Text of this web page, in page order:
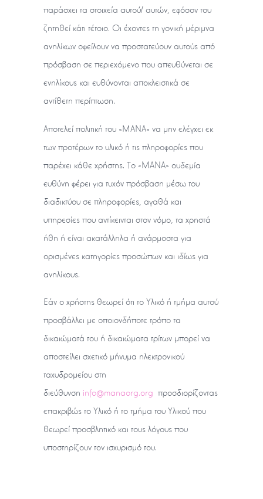
παράσχει τα στοιχεία αυτού/ αυτών, εφόσον του
ζητηθεί κάτι τέτοιο. Οι έχοντες τη γονική μέριμνα
ανηλίκων οφείλουν να προστατεύουν αυτούς από
πρόσβαση σε περιεχόμενο που απευθύνεται σε
ενηλίκους και ευθύνονται αποκλειστικά σε
αντίθετη περίπτωση.
Αποτελεί πολιτική του «ΜΑΝΑ» να μην ελέγχει εκ
των προτέρων το υλικό ή τις πληροφορίες που
παρέχει κάθε χρήστης. Το «ΜΑΝΑ» ουδεμία
ευθύνη φέρει για τυχόν πρόσβαση μέσω του
διαδικτύου σε πληροφορίες, αγαθά και
υπηρεσίες που αντίκεινται στον νόμο, τα χρηστά
ήθη ή είναι ακατάλληλα ή ανάρμοστα για
ορισμένες κατηγορίες προσώπων και ιδίως για
ανηλίκους.
Εάν ο χρήστης θεωρεί ότι το Υλικό ή τμήμα αυτού
προσβάλλει με οποιονδήποτε τρόπο τα
δικαιώματά του ή δικαιώματα τρίτων μπορεί να
αποστείλει σχετικό μήνυμα ηλεκτρονικού
ταχυδρομείου στη
διεύθυνση info@manaorg.org προσδιορίζοντας
επακριβώς το Υλικό ή το τμήμα του Υλικού που
θεωρεί προσβλητικό και τους λόγους που
υποστηρίζουν τον ισχυρισμό του.